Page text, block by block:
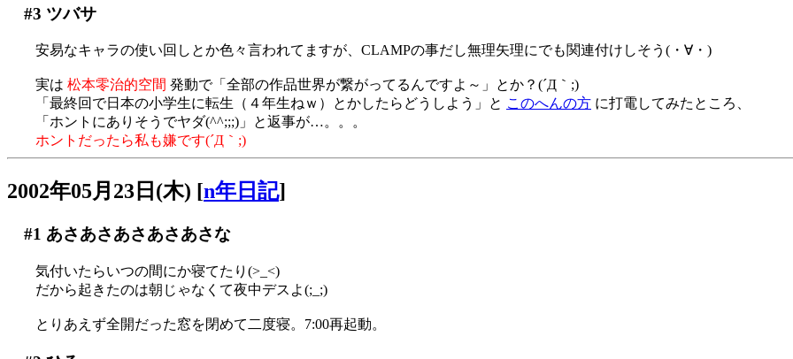
#3 ツバサ
安易なキャラの使い回しとか色々言われてますが、CLAMPの事だし無理矢理にでも関連付けしそう(・∀・)
実は 松本零治的空間 発動で「全部の作品世界が繋がってるんですよ～」とか？(´Д｀;)
「最終回で日本の小学生に転生（４年生ねｗ）とかしたらどうしよう」と このへんの方 に打電してみたところ、
「ホントにありそうでヤダ(^^;;;)」と返事が…。。。
ホントだったら私も嫌です(´Д｀;)
2002年05月23日(木) [n年日記]
#1 あさあさあさあさあさな
気付いたらいつの間にか寝てたり(>_<)
だから起きたのは朝じゃなくて夜中デスよ(;_;)
とりあえず全開だった窓を閉めて二度寝。7:00再起動。